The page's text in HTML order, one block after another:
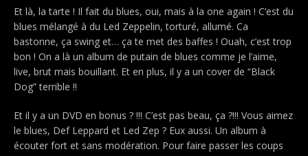
Et là, la tarte ! Il fait du blues, oui, mais à la one again ! C’est du
blues mélangé à du Led Zeppelin, torturé, allumé. Ca
bastonne, ça swing et… ça te met des baffes ! Ouah, c’est trop
bon ! On a là un album de putain de blues comme je l’aime,
live, brut mais bouillant. Et en plus, il y a un cover de “Black
Dog” terrible !!
Et il y a un DVD en bonus ? !!! C’est pas beau, ça ?!!! Vous aimez
le blues, Def Leppard et Led Zep ? Eux aussi. Un album à
écouter fort et sans modération. Pour faire passer les coups